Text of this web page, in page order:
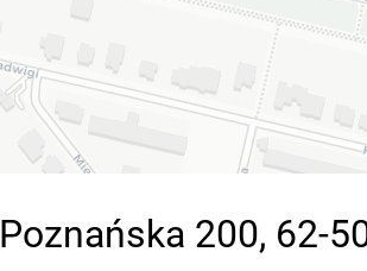
Poznańska 200, 62-